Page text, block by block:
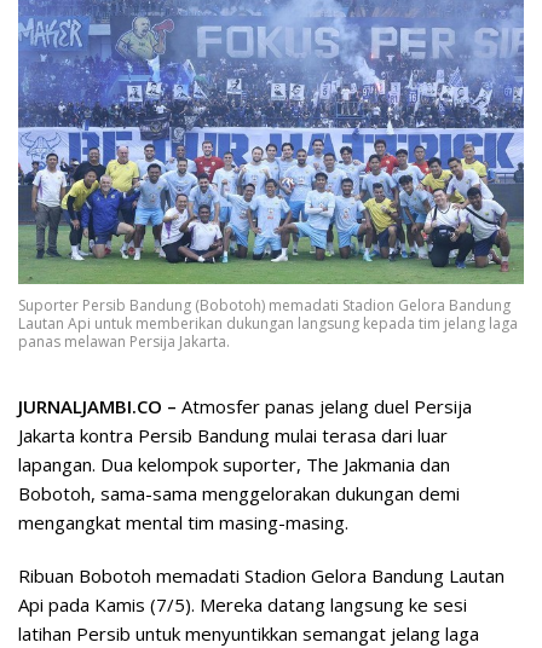
Suporter Persib Bandung (Bobotoh) memadati Stadion Gelora Bandung
Lautan Api untuk memberikan dukungan langsung kepada tim jelang laga
panas melawan Persija Jakarta.
JURNALJAMBI.CO – Atmosfer panas jelang duel Persija
Jakarta kontra Persib Bandung mulai terasa dari luar
lapangan. Dua kelompok suporter, The Jakmania dan
Bobotoh, sama-sama menggelorakan dukungan demi
mengangkat mental tim masing-masing.
Ribuan Bobotoh memadati Stadion Gelora Bandung Lautan
Api pada Kamis (7/5). Mereka datang langsung ke sesi
latihan Persib untuk menyuntikkan semangat jelang laga